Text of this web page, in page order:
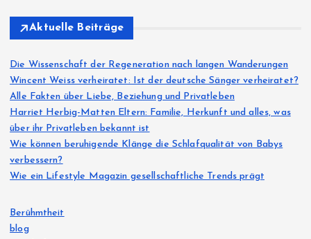
Aktuelle Beiträge
Die Wissenschaft der Regeneration nach langen Wanderungen
Wincent Weiss verheiratet: Ist der deutsche Sänger verheiratet?
Alle Fakten über Liebe, Beziehung und Privatleben
Harriet Herbig-Matten Eltern: Familie, Herkunft und alles, was
über ihr Privatleben bekannt ist
Wie können beruhigende Klänge die Schlafqualität von Babys
verbessern?
Wie ein Lifestyle Magazin gesellschaftliche Trends prägt
Berühmtheit
blog